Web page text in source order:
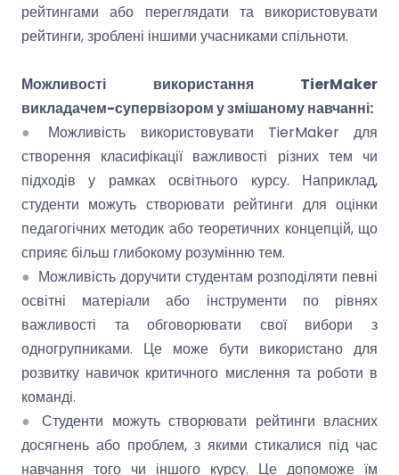
рейтингами або переглядати та використовувати
рейтинги, зроблені іншими учасниками спільноти.
Можливості використання TierMaker
викладачем-супервізором у змішаному навчанні:
● Можливість використовувати TierMaker для
створення класифікації важливості різних тем чи
підходів у рамках освітнього курсу. Наприклад,
студенти можуть створювати рейтинги для оцінки
педагогічних методик або теоретичних концепцій, що
сприяє більш глибокому розумінню тем.
● Можливість доручити студентам розподіляти певні
освітні матеріали або інструменти по рівнях
важливості та обговорювати свої вибори з
одногрупниками. Це може бути використано для
розвитку навичок критичного мислення та роботи в
команді.
●Студенти можуть створювати рейтинги власних
досягнень або проблем, з якими стикалися під час
навчання того чи іншого курсу. Це допоможе їм